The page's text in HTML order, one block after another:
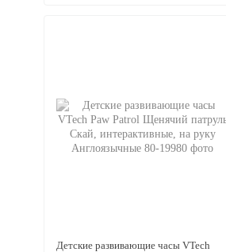
Детские развивающие часы VTech